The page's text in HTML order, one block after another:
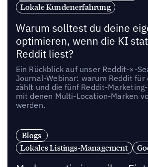
Lokale Kundenerfahrung
Warum solltest du deine
optimieren, wenn die KI
Reddit liest?
Ein Rückblick auf unser Reddit-×-
Journal-Webinar: warum Reddit für
zählt und die fünf Reddit-
mit denen Multi-Location-Marken
werden.
Blogs
Lokales Listings-Management